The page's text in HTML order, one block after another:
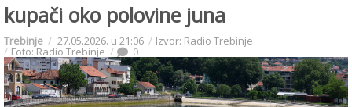
kupači oko polovine juna
Trebinje 27.05.2026. u 21:06 Izvor: Radio Trebinje
Foto: Radio Trebinje 0